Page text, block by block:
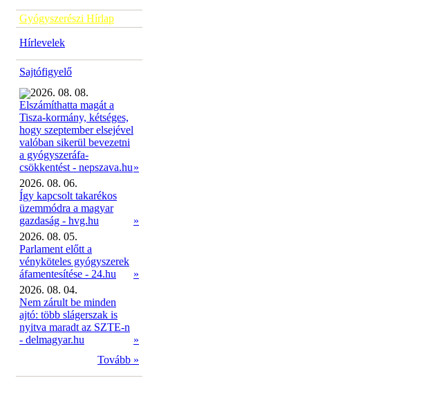
Gyógyszerészi Hírlap
Hírlevelek
Sajtófigyelő
2026. 08. 08.
Elszámíthatta magát a
Tisza-kormány, kétséges,
hogy szeptember elsejével
valóban sikerül bevezetni
a gyógyszeráfa-
csökkentést - nepszava.hu»
2026. 08. 06.
Így kapcsolt takarékos
üzemmódra a magyar
gazdaság - hvg.hu
»
2026. 08. 05.
Parlament előtt a
vényköteles gyógyszerek
áfamentesítése - 24.hu
»
2026. 08. 04.
Nem zárult be minden
ajtó: több slágerszak is
nyitva maradt az SZTE-n
- delmagyar.hu
»
Tovább »